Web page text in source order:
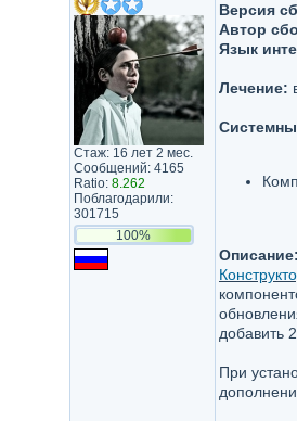
Стаж: 16 лет 2 мес.
Сообщений: 4165
Ratio: 8.262
Поблагодарили:
301715
100%
Версия
Автор
Язык
Лечение:
Описание:
добавить
При